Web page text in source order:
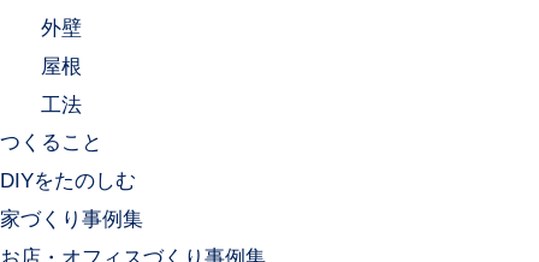
外壁
屋根
工法
つくること
DIYをたのしむ
家づくり事例集